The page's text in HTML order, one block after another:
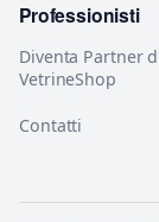
Professionisti
Diventa Partner
VetrineShop
Contatti